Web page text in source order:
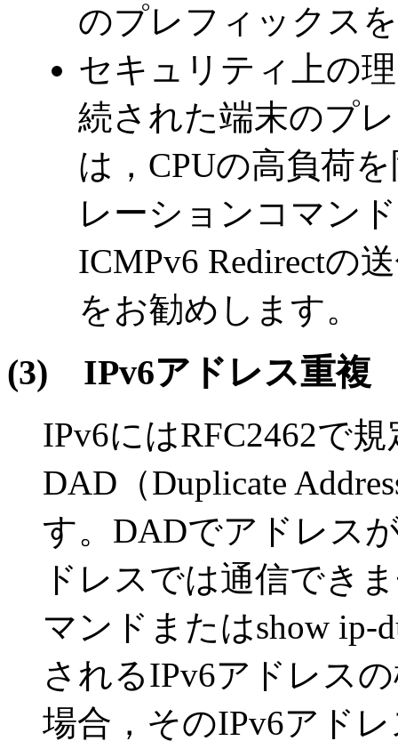
のプレフィックス
セキュリティ上の
続された端末のプ
は，CPUの高負荷
レーションコマン
ICMPv6 Redirectの
をお勧めします。
(3) IPv6アドレス重複
IPv6にはRFC2462で
DAD（Duplicate
す。DADでアドレス
ドレスでは通信でき
マンドまたはshow ip-
されるIPv6アドレス
場合，そのIPv6アド